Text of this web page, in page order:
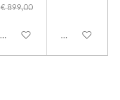
€ 899,00
In winkelwagen Bekijk details